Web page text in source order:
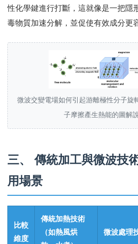
性化學鍵進行打斷，這就像是一把隱
毒物質加速分解，並促使有效成分更
微波交變電場如何引起游離極性分子旋
子摩擦產生熱能的圖解說
三、 傳統加工與微波技
用場景
比較
維度
傳統加熱技術
（如熱風烘
微波處理